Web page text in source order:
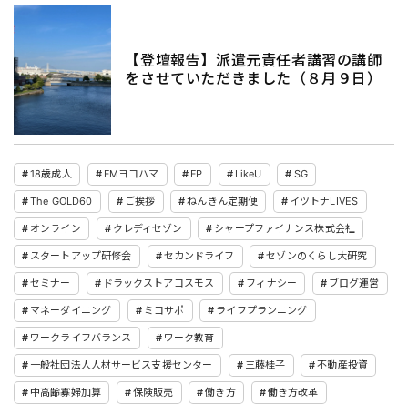
【登壇報告】派遣元責任者講習の講師
をさせていただきました（８月９日）
18歳成人 FMヨコハマ FP LikeU SG
The GOLD60 ご挨拶 ねんきん定期便 イツトナLIVES
オンライン クレディセゾン シャープファイナンス株式会社
スタートアップ研修会 セカンドライフ セゾンのくらし大研究
セミナー ドラックストアコスモス フィナシー ブログ運営
マネーダイニング ミコサポ ライフプランニング
ワークライフバランス ワーク教育
一般社団法人人材サービス支援センター 三藤桂子 不動産投資
中高齢寡婦加算 保険販売 働き方 働き方改革